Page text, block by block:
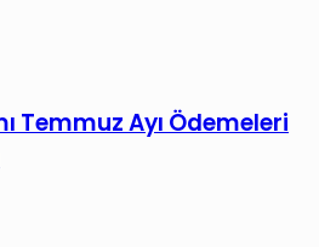
Temmuz Ayı Ödemeleri